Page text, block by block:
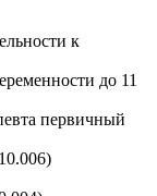
к
до 11
первичный